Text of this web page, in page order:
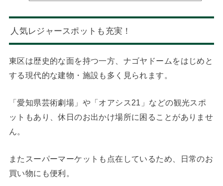
に使われる相...
人気レジャースポットも充実！
東区は歴史的な面を持つ一方、ナゴヤドームをはじめと
する現代的な建物・施設も多く見られます。
「愛知県芸術劇場」や「オアシス21」などの観光スポ
ットもあり、休日のお出かけ場所に困ることがありませ
ん。
またスーパーマーケットも点在しているため、日常のお
買い物にも便利。